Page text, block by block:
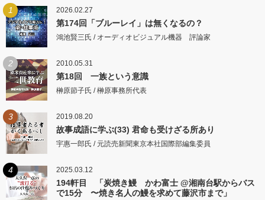
1 2026.02.27
第174回「ブルーレイ」は無くなるの？
鴻池賢三氏 / オーディオビジュアル機器 評論家
2 2010.05.31
第18回 一族という意識
榊原節子氏 / 榊原事務所代表
3 2019.08.20
故事成語に学ぶ(33) 君命も受けざる所あり
宇惠一郎氏 / 元読売新聞東京本社国際部編集委員
4 2025.03.12
194軒目 「炭焼き鰻 かわ富士 @湘南台駅からバス
で15分 〜焼き名人の鰻を求めて藤沢市まで」